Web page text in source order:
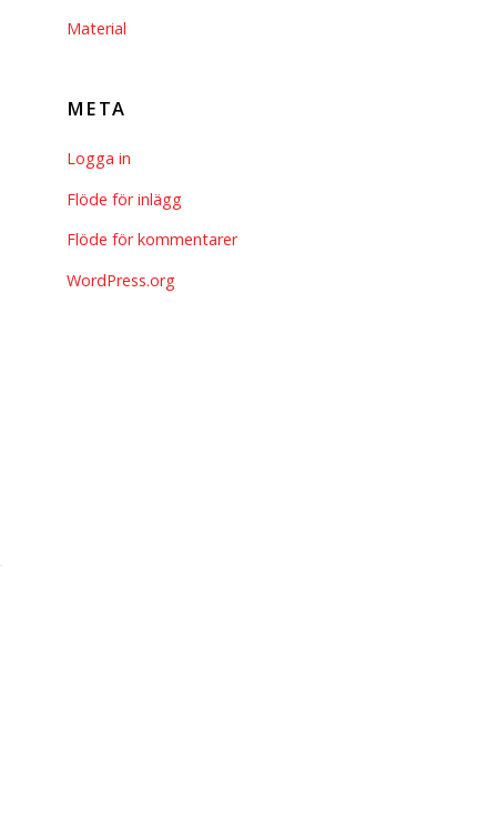
Material
META
Logga in
Flöde för inlägg
Flöde för kommentarer
WordPress.org